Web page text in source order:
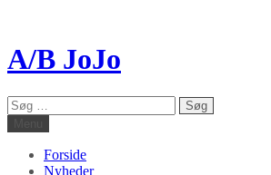
A/B JoJo
Søg
efter:
Forside
Nyheder